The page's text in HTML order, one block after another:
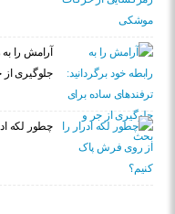
آرامش را
جلوگیری
چطور لکه